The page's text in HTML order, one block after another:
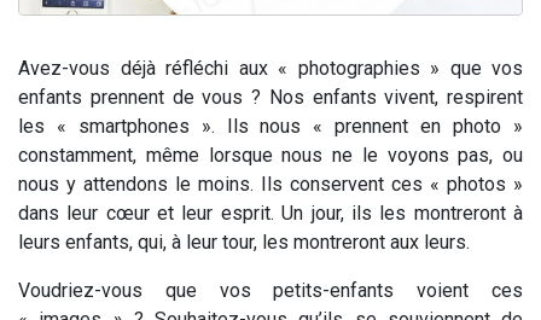
Avez-vous déjà réfléchi aux « photographies » que vos
enfants prennent de vous ? Nos enfants vivent, respirent
les « smartphones ». Ils nous « prennent en photo »
constamment, même lorsque nous ne le voyons pas, ou
nous y attendons le moins. Ils conservent ces « photos »
dans leur cœur et leur esprit. Un jour, ils les montreront à
leurs enfants, qui, à leur tour, les montreront aux leurs.
Voudriez-vous que vos petits-enfants voient ces